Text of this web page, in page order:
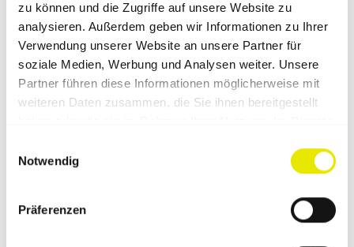
zu können und die Zugriffe auf unsere Website zu
analysieren. Außerdem geben wir Informationen zu Ihrer
Verwendung unserer Website an unsere Partner für
soziale Medien, Werbung und Analysen weiter. Unsere
Partner führen diese Informationen möglicherweise mit
weiteren Daten zusammen, die Sie ihnen bereitgestellt
Notwendig
Präferenzen
sowie die Spacewall©-Lamellenwand zur
Produktpräsentation eingesetzt. Wir setzen die Zelte bei
unseren grossen Bikeevents ein und stellen darin
unsere hochwertigen Rennräder und Mountainbikes
aus. Aber auch der ganze Testablauf findet in den
Pro‑Tent-Zelten statt.“